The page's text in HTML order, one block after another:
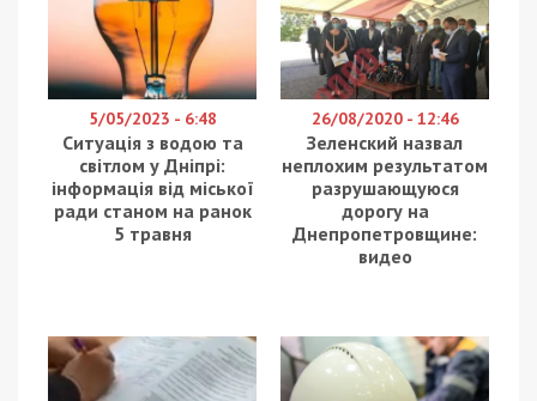
5/05/2023 - 6:48
Ситуація з водою та
світлом у Дніпрі:
інформація від міської
ради станом на ранок
5 травня
26/08/2020 - 12:46
Зеленский назвал
неплохим результатом
разрушающуюся
дорогу на
Днепропетровщине:
видео